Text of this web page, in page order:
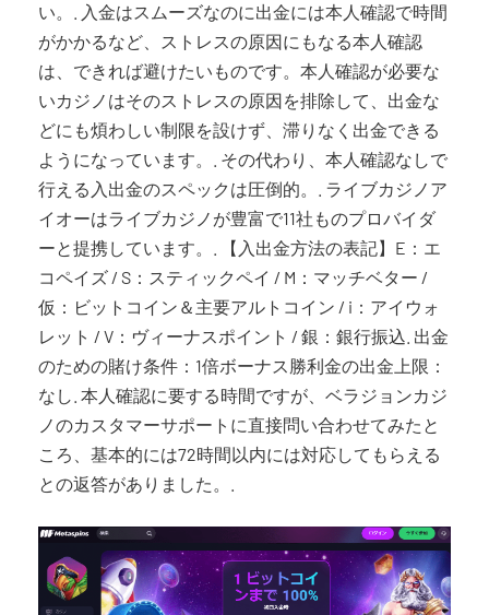
い。. 入金はスムーズなのに出金には本人確認で時間
がかかるなど、ストレスの原因にもなる本人確認
は、できれば避けたいものです。本人確認が必要な
いカジノはそのストレスの原因を排除して、出金な
どにも煩わしい制限を設けず、滞りなく出金できる
ようになっています。. その代わり、本人確認なしで
行える入出金のスペックは圧倒的。. ライブカジノア
イオーはライブカジノが豊富で11社ものプロバイダ
ーと提携しています。. 【入出金方法の表記】E：エ
コペイズ / S：スティックペイ / M：マッチベター /
仮：ビットコイン＆主要アルトコイン / i：アイウォ
レット / V：ヴィーナスポイント / 銀：銀行振込. 出金
のための賭け条件：1倍ボーナス勝利金の出金上限：
なし. 本人確認に要する時間ですが、ベラジョンカジ
ノのカスタマーサポートに直接問い合わせてみたと
ころ、基本的には72時間以内には対応してもらえる
との返答がありました。.